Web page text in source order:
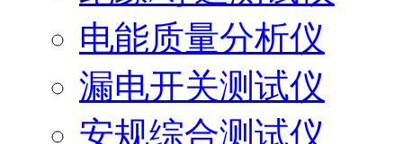
电能质量分析仪
漏电开关测试仪
安规综合测试仪